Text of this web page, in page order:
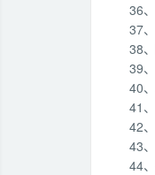
36
37
38
39
40
41
42
43
44